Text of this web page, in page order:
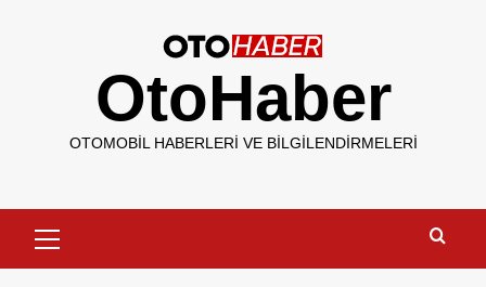
OtoHaber
OTOMOBIL HABERLERI VE BILGILENDIRMELERI